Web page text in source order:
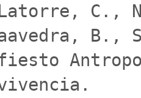
C.,
B.,